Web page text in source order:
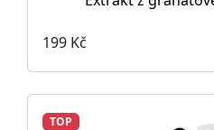
199 Kč
TOP